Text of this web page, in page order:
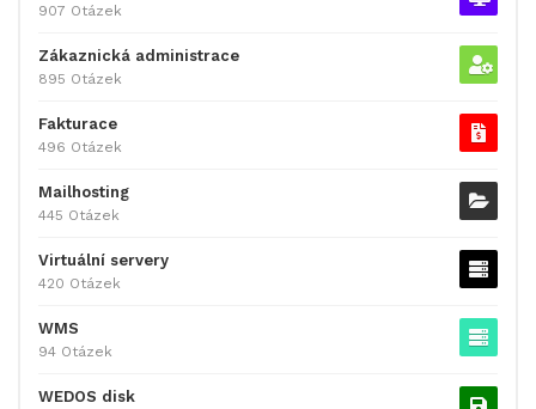
907 Otázek
Zákaznická administrace
895 Otázek
Fakturace
496 Otázek
Mailhosting
445 Otázek
Virtuální servery
420 Otázek
WMS
94 Otázek
WEDOS disk